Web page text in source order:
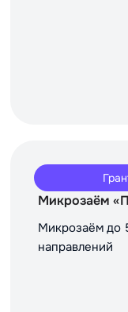
Микрозаём
Микрозаём до
направлений